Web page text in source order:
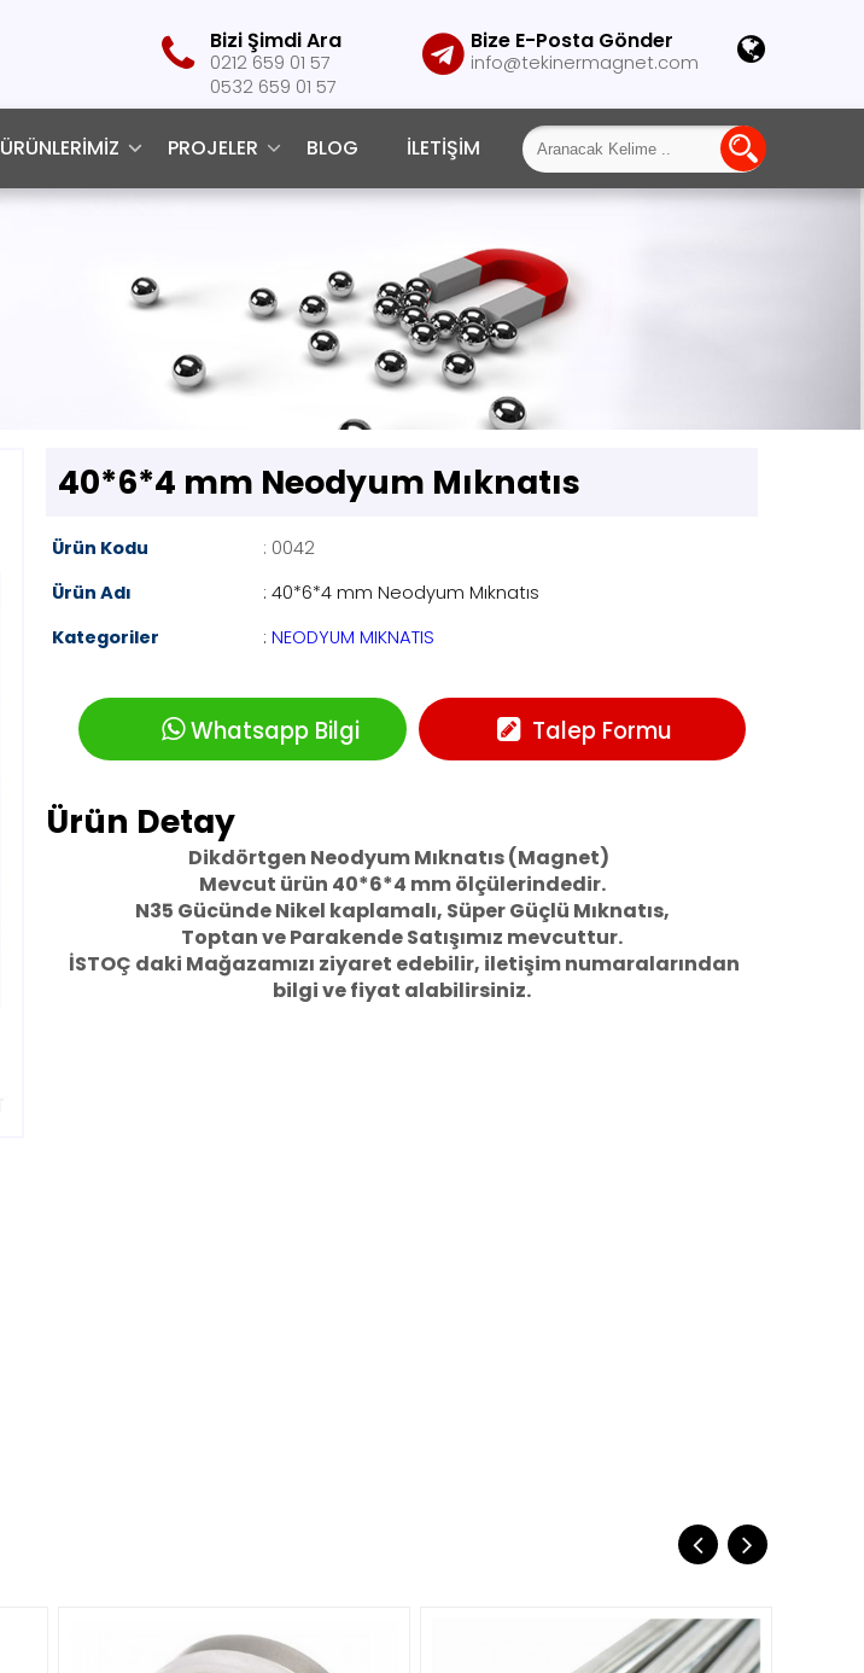
Bize E-Posta Gönder
info@tekinermagnet.com
Bizi Şimdi Ara
‎0212 659 01 57
0532 659 01 57
ÜRÜNLERIMIZ PROJELER BLOG İLETIŞIM
40*6*4 mm Neodyum Mıknatıs
Ürün Kodu
: 0042
Ürün Adı
: 40*6*4 mm Neodyum Mıknatıs
Kategoriler
: NEODYUM MIKNATIS
Talep Formu
Whatsapp Bilgi
Ürün Detay
Dikdörtgen Neodyum Mıknatıs (Magnet)
Mevcut ürün 40*6*4 mm ölçülerindedir.
N35 Gücünde Nikel kaplamalı, Süper Güçlü Mıknatıs,
Toptan ve Parakende Satışımız mevcuttur.
İSTOÇ daki Mağazamızı ziyaret edebilir, iletişim numaralarından
bilgi ve fiyat alabilirsiniz.